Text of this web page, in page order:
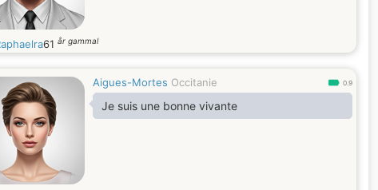
61 år gammal
Aigues-Mortes Occitanie 0.9
Je suis une bonne vivante